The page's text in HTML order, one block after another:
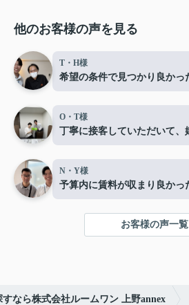
他のお客様の声を見る
T・H様
希望の条件で見つかり良かっ
O・T様
丁寧に接客していただいて、
N・Y様
予算内に賃料が収まり良かっ
お客様の声一覧
なら株式会社ルームワン 上野annex